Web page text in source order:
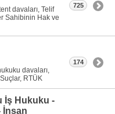
davaları, Telif
Sahibinin Hak ve
725
davaları,
RTÜK
174
İş Hukuku -
İnsan